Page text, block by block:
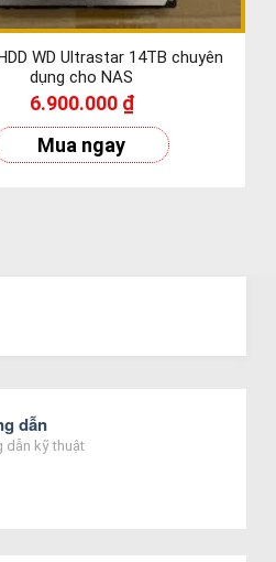
WD Ultrastar 14TB chuyên
dụng cho NAS
6.900.000 ₫
Mua ngay
dẫn
dẫn kỹ thuật